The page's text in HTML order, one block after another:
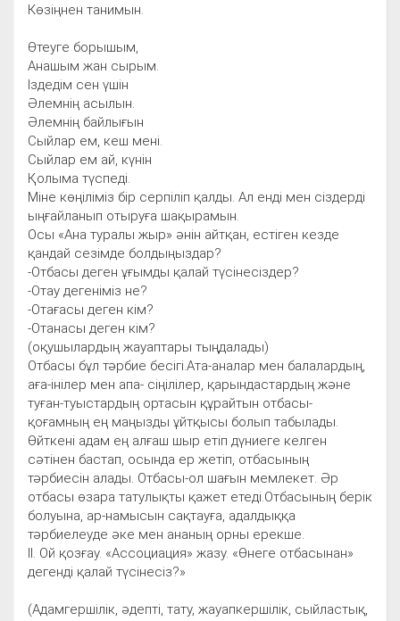
Көзіңнен танимын.
Өтеуге борышым,
Анашым жан сырым.
Іздедім сен үшін
Әлемнің асылын.
Әлемнің байлығын
Сыйлар ем, кеш мені.
Сыйлар ем ай, күнін
Қолыма түспеді.
Міне көңіліміз бір серпіліп қалды. Ал енді мен сіздерді
ыңғайланып отыруға шақырамын.
Осы «Ана туралы жыр» әнін айтқан, естіген кезде
қандай сезімде болдыңыздар?
-Отбасы деген ұғымды қалай түсінесіздер?
-Отау дегеніміз не?
-Отағасы деген кім?
-Отанасы деген кім?
(оқушылардың жауаптары тыңдалады)
Отбасы бұл тәрбие бесігі.Ата-аналар мен балалардың,
аға-інілер мен апа- сіңілілер, қарындастардың және
туған-туыстардың ортасын құрайтын отбасы-
қоғамның ең маңызды ұйтқысы болып табылады.
Өйткені адам ең алғаш шыр етіп дүниеге келген
сәтінен бастап, осында ер жетіп, отбасының
тәрбиесін алады. Отбасы-ол шағын мемлекет. Әр
отбасы өзара татулықты қажет етеді.Отбасының берік
болуына, ар-намысын сақтауға, адалдыққа
тәрбиелеуде әке мен ананың орны ерекше.
ІІ. Ой қозғау. «Ассоциация» жазу. «Өнеге отбасынан»
дегенді қалай түсінесіз?»
(Адамгершілік, әдепті, тату, жауапкершілік, сыйластық,